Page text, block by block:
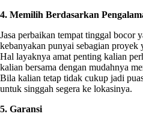
4. Memilih Berdasarkan
Jasa perbaikan tempat tinggal bocor
kebanyakan punyai sebagian proyek
Hal layaknya amat penting kalian
kalian bersama dengan mudahnya
Bila kalian tetap tidak cukup jadi
untuk singgah segera ke lokasinya.
5. Garansi